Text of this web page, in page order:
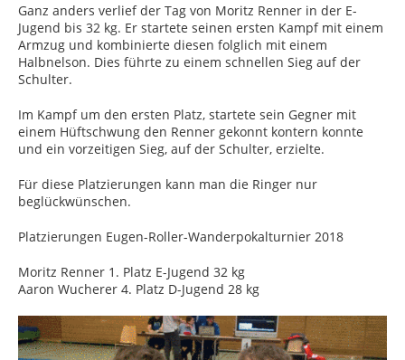
Ganz anders verlief der Tag von Moritz Renner in der E-
Jugend bis 32 kg. Er startete seinen ersten Kampf mit einem
Armzug und kombinierte diesen folglich mit einem
Halbnelson. Dies führte zu einem schnellen Sieg auf der
Schulter.
Im Kampf um den ersten Platz, startete sein Gegner mit
einem Hüftschwung den Renner gekonnt kontern konnte
und ein vorzeitigen Sieg, auf der Schulter, erzielte.
Für diese Platzierungen kann man die Ringer nur
beglückwünschen.
Platzierungen Eugen-Roller-Wanderpokalturnier 2018
Moritz Renner 1. Platz E-Jugend 32 kg
Aaron Wucherer 4. Platz D-Jugend 28 kg